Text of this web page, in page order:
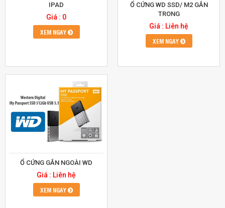
IPAD
Giá : 0
XEM NGAY
Ổ CỨNG WD SSD/ M2 GẮN
TRONG
Giá : Liên hệ
XEM NGAY
Ổ CỨNG GẮN NGOÀI WD
Giá : Liên hệ
XEM NGAY